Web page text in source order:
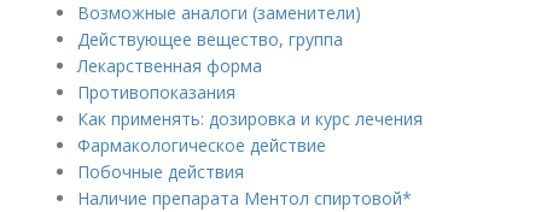
Возможные аналоги (заменители)
Действующее вещество, группа
Лекарственная форма
Противопоказания
Как применять: дозировка и курс лечения
Фармакологическое действие
Побочные действия
Наличие препарата Ментол спиртовой*